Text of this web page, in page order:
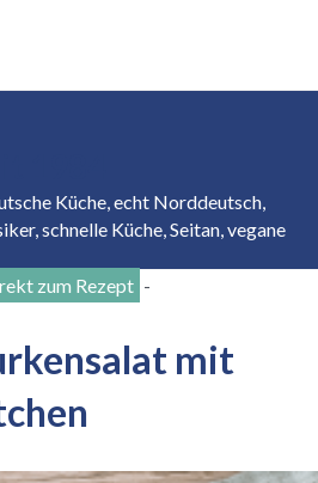
Küche,echt Norddeutsch,
,schnelle Küche,Seitan,vegane
zum Rezept -
mit